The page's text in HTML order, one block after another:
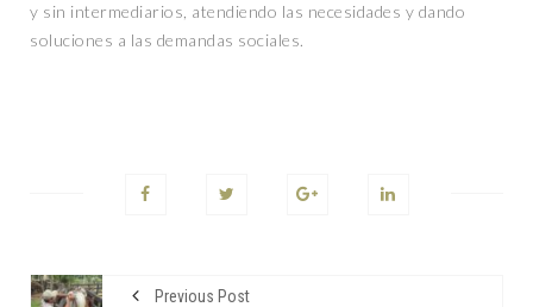
y sin intermediarios, atendiendo las necesidades y dando
soluciones a las demandas sociales.
Previous Post